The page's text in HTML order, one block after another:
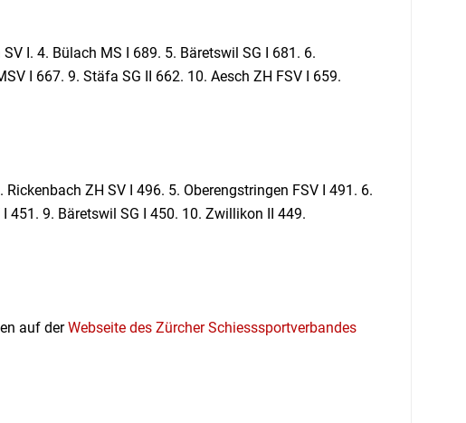
I. 4. Bülach MS I 689. 5. Bäretswil SG I 681. 6.
I 667. 9. Stäfa SG II 662. 10. Aesch ZH FSV I 659.
ZH SV I 496. 5. Oberengstringen FSV I 491. 6.
451. 9. Bäretswil SG I 450. 10. Zwillikon II 449.
auf derWebseite des Zürcher Schiesssportverbandes